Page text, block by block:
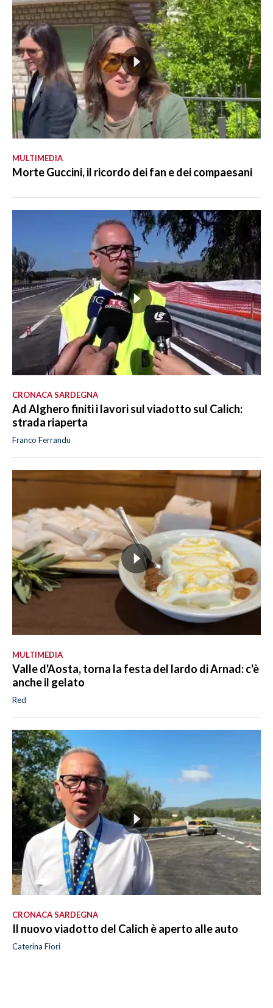
MULTIMEDIA
Morte Guccini, il ricordo dei fan e dei compaesani
CRONACA SARDEGNA
Ad Alghero finiti i lavori sul viadotto sul Calich:
strada riaperta
Franco Ferrandu
MULTIMEDIA
Valle d'Aosta, torna la festa del lardo di Arnad: c'è
anche il gelato
Red
CRONACA SARDEGNA
Il nuovo viadotto del Calich è aperto alle auto
Caterina Fiori